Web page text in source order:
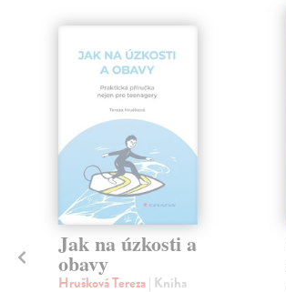
Jak na úzkosti a
obavy
Hrušková Tereza| Kniha